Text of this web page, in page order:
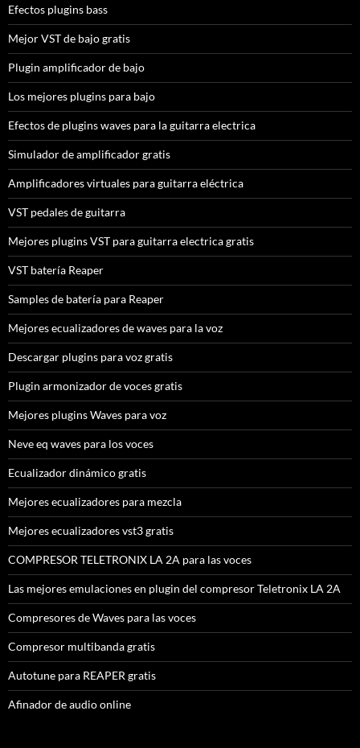
Efectos plugins bass
Mejor VST de bajo gratis
Plugin amplificador de bajo
Los mejores plugins para bajo
Efectos de plugins waves para la guitarra electrica
Simulador de amplificador gratis
Amplificadores virtuales para guitarra eléctrica
VST pedales de guitarra
Mejores plugins VST para guitarra electrica gratis
VST batería Reaper
Samples de batería para Reaper
Mejores ecualizadores de waves para la voz
Descargar plugins para voz gratis
Plugin armonizador de voces gratis
Mejores plugins Waves para voz
Neve eq waves para los voces
Ecualizador dinámico gratis
Mejores ecualizadores para mezcla
Mejores ecualizadores vst3 gratis
COMPRESOR TELETRONIX LA 2A para las voces
Las mejores emulaciones en plugin del compresor Teletronix LA 2A
Compresores de Waves para las voces
Compresor multibanda gratis
Autotune para REAPER gratis
Afinador de audio online